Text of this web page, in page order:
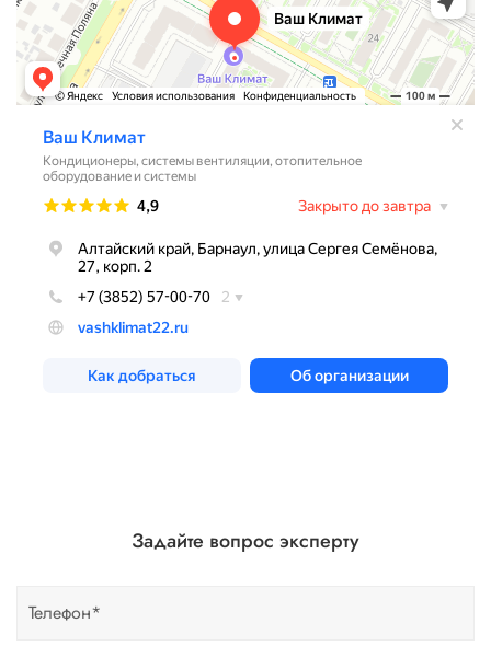
Задайте вопрос эксперту